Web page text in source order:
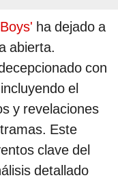
ha dejado a
abierta.
con
el
y revelaciones
Este
clave del
detallado